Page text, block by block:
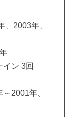
2003年、
ン 3回
2001年、